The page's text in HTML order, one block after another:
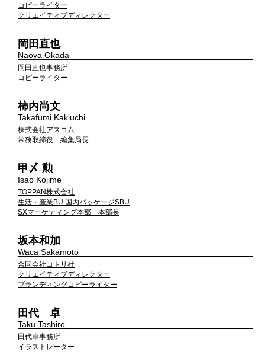
コピーライター
クリエイティブディレクター
岡田直也
Naoya Okada
岡田直也事務所
コピーライター
柿内尚文
Takafumi Kakiuchi
株式会社アスコム
常務取締役 編集局長
甲〆 勲
Isao Kojime
TOPPAN株式会社
生活・産業BU 国内パッケージSBU
SXマーケティング本部 本部長
坂本和加
Waca Sakamoto
合同会社コトリ社
クリエイティブディレクター
ブランディングコピーライター
田代 卓
Taku Tashiro
田代卓事務所
イラストレーター